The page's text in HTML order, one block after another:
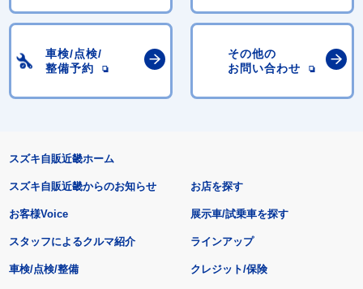
車検/点検/
整備予約
その他の
お問い合わせ
スズキ自販近畿ホーム
スズキ自販近畿からのお知らせ
お客様Voice
スタッフによるクルマ紹介
お店を探す
展示車/試乗車を探す
ラインアップ
車検/点検/整備 クレジット/保険